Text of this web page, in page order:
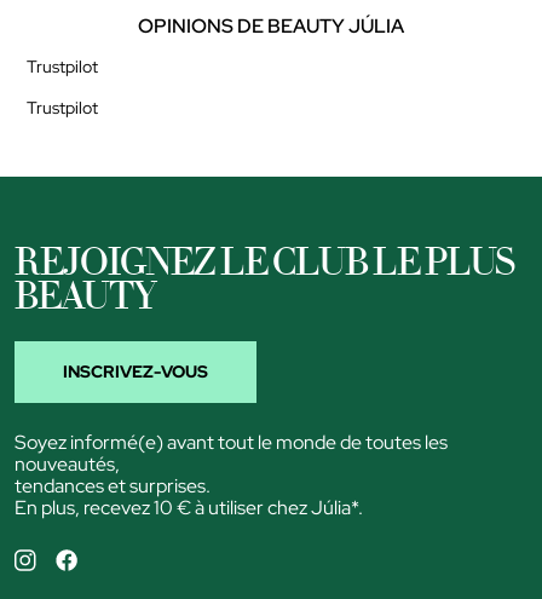
OPINIONS DE BEAUTY JÚLIA
Trustpilot
Trustpilot
REJOIGNEZ LE CLUB LE PLUS
BEAUTY
INSCRIVEZ-VOUS
Soyez informé(e) avant tout le monde de toutes les
nouveautés,
tendances et surprises.
En plus, recevez 10 € à utiliser chez Júlia*.